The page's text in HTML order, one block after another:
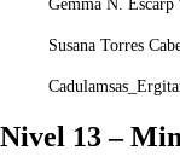
Gemma N. Escarp
Susana Torres
Nivel 13 –